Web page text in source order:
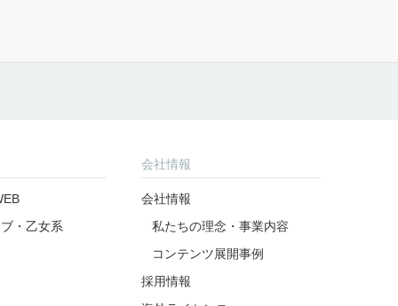
・乙女系
会社情報
会社情報
私たちの理念・事業内容
コンテンツ展開事例
採用情報